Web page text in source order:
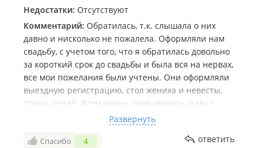
Недостатки: Отсутствуют
Комментарий: Обратилась, т.к. слышала о них
давно и нисколько не пожалела. Оформляли нам
свадьбу, с учетом того, что я обратилась довольно
за короткий срок до свадьбы и была вся на нервах,
все мои пожелания были учтены. Они оформляли
выездную регистрацию, стол жениха и невесты,
столы гостей. Всем очень понравилось, и мы с
мужем были в восторге от получившейся красоты.
Девочки, спасибо вам огромное, что терпели мои
неврозы ))) что сделали этот праздник для меня
Развернуть
Спасибо 4 ответить